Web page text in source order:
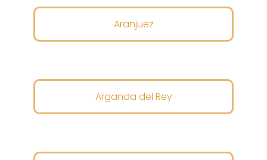
Aranjuez
Arganda del Rey